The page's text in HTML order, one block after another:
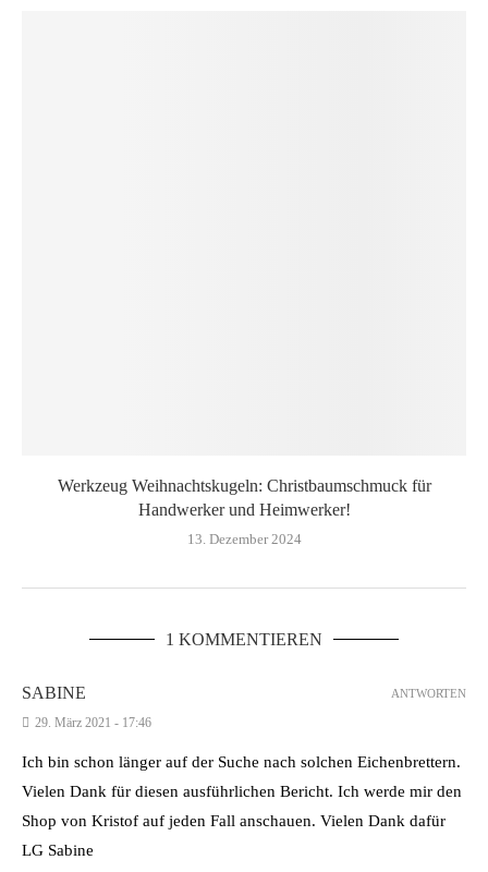
Werkzeug Weihnachtskugeln: Christbaumschmuck für
Handwerker und Heimwerker!
13. Dezember 2024
1 KOMMENTIEREN
SABINE
29. März 2021 - 17:46
Ich bin schon länger auf der Suche nach solchen Eichenbrettern.
Vielen Dank für diesen ausführlichen Bericht. Ich werde mir den
Shop von Kristof auf jeden Fall anschauen. Vielen Dank dafür
LG Sabine
ANTWORTEN